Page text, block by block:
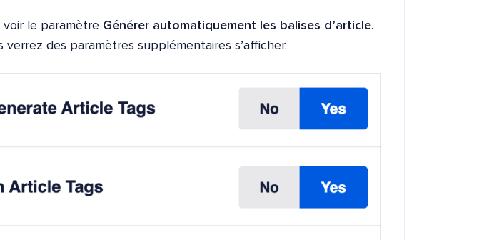
le paramètre Générer automatiquement les balises d’article.
verrez des paramètres supplémentaires s’afficher.